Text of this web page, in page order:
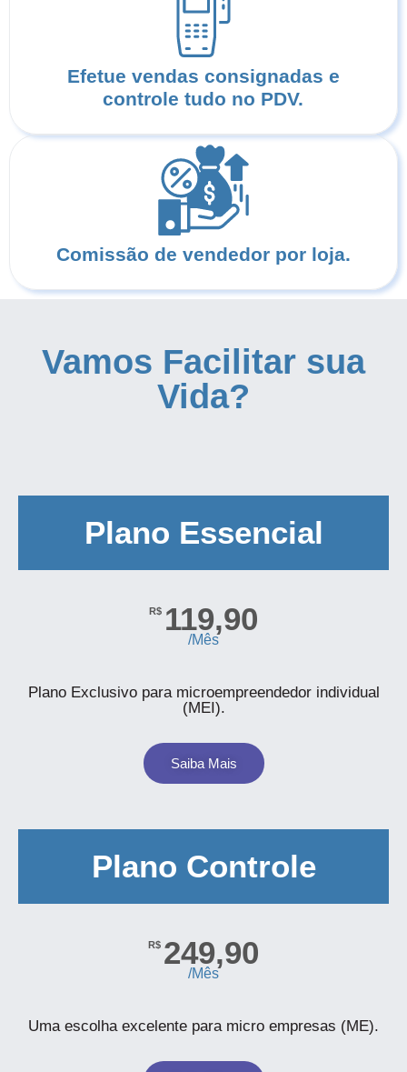
Efetue vendas consignadas e
controle tudo no PDV.
Comissão de vendedor por loja.
Vamos Facilitar sua
Vida?
Plano Essencial
R$ 119,90
/Mês
Plano Exclusivo para microempreendedor individual
(MEI).
Saiba Mais
Plano Controle
R$ 249,90
/Mês
Uma escolha excelente para micro empresas (ME).